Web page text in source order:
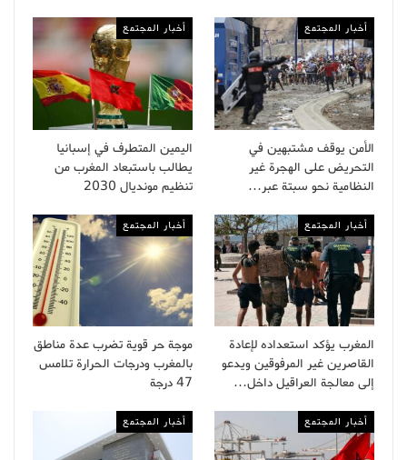
أخبار المجتمع
الأمن يوقف مشتبهين في
التحريض على الهجرة غير
النظامية نحو سبتة عبر…
أخبار المجتمع
اليمين المتطرف في إسبانيا
يطالب باستبعاد المغرب من
تنظيم مونديال 2030
أخبار المجتمع
المغرب يؤكد استعداده لإعادة
القاصرين غير المرفوقين ويدعو
إلى معالجة العراقيل داخل…
أخبار المجتمع
موجة حر قوية تضرب عدة مناطق
بالمغرب ودرجات الحرارة تلامس
47 درجة
أخبار المجتمع أخبار المجتمع